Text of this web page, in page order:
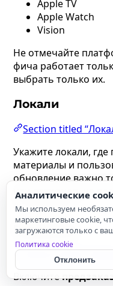
Apple TV
Apple Watch
Vision
Не отмечайте
фича работает
выбрать только их.
Локали
Section titled
Укажите локали,
материалы и
обновление важно
или регионов, не
локализации.
Предзаказ
Section titled
Включите
Аналитические
Мы используем
маркетинговые cookie,
загружаются только с
Политика cookie
Отклонить